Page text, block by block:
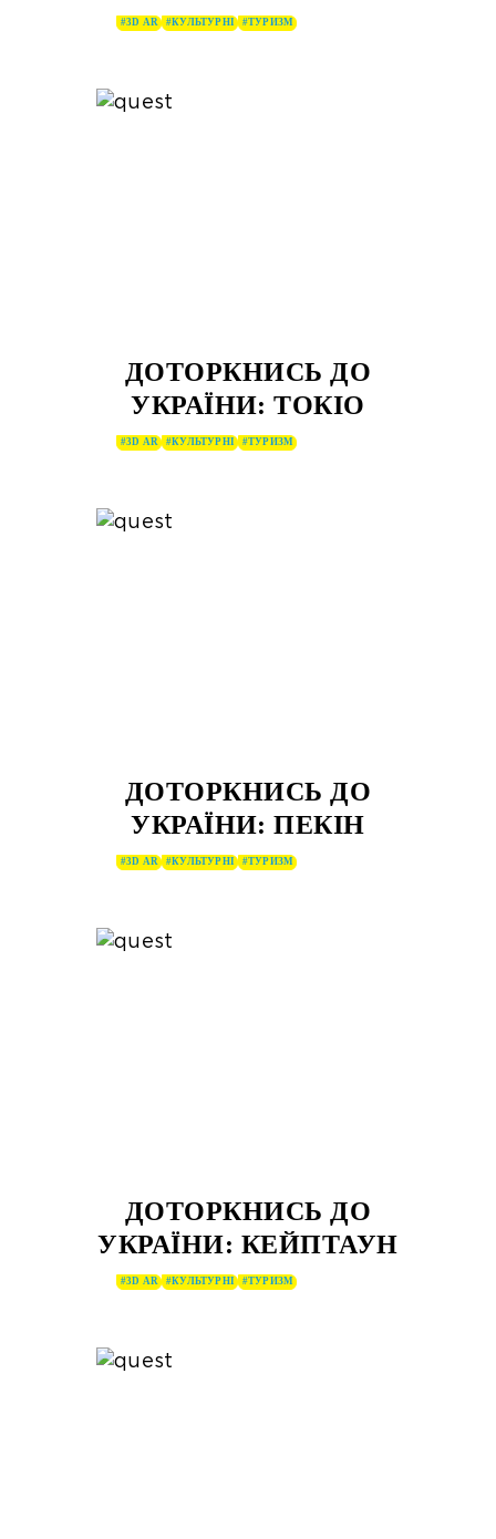
#3D AR #КУЛЬТУРНІ #ТУРИЗМ
ДОТОРКНИСЬ ДО
УКРАЇНИ: ТОКІО
#3D AR #КУЛЬТУРНІ #ТУРИЗМ
ДОТОРКНИСЬ ДО
УКРАЇНИ: ПЕКІН
#3D AR #КУЛЬТУРНІ #ТУРИЗМ
ДОТОРКНИСЬ ДО
УКРАЇНИ: КЕЙПТАУН
#3D AR #КУЛЬТУРНІ #ТУРИЗМ